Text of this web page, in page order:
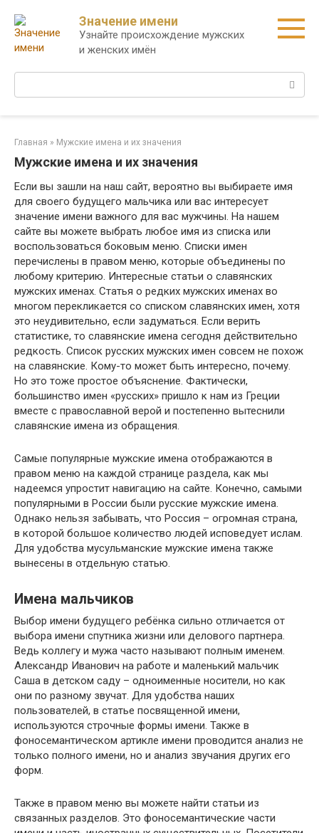
контенту
Значение имени
Узнайте происхождение мужских
и женских имён
Поиск:
Главная » Мужские имена и их значения
Мужские имена и их значения
Если вы зашли на наш сайт, вероятно вы выбираете имя
для своего будущего мальчика или вас интересует
значение имени важного для вас мужчины. На нашем
сайте вы можете выбрать любое имя из списка или
воспользоваться боковым меню. Списки имен
перечислены в правом меню, которые объединены по
любому критерию. Интересные статьи о славянских
мужских именах. Статья о редких мужских именах во
многом перекликается со списком славянских имен, хотя
это неудивительно, если задуматься. Если верить
статистике, то славянские имена сегодня действительно
редкость. Список русских мужских имен совсем не похож
на славянские. Кому-то может быть интересно, почему.
Но это тоже простое объяснение. Фактически,
большинство имен «русских» пришло к нам из Греции
вместе с православной верой и постепенно вытеснили
славянские имена из обращения.
Самые популярные мужские имена отображаются в
правом меню на каждой странице раздела, как мы
надеемся упростит навигацию на сайте. Конечно, самыми
популярными в России были русские мужские имена.
Однако нельзя забывать, что Россия – огромная страна,
в которой большое количество людей исповедует ислам.
Для удобства мусульманские мужские имена также
вынесены в отдельную статью.
Имена мальчиков
Выбор имени будущего ребёнка сильно отличается от
выбора имени спутника жизни или делового партнера.
Ведь коллегу и мужа часто называют полным именем.
Александр Иванович на работе и маленький мальчик
Саша в детском саду – одноименные носители, но как
они по разному звучат. Для удобства наших
пользователей, в статье посвященной имени,
используются строчные формы имени. Также в
фоносемантическом артикле имени проводится анализ не
только полного имени, но и анализ звучания других его
форм.
Также в правом меню вы можете найти статьи из
связанных разделов. Это фоносемантические части